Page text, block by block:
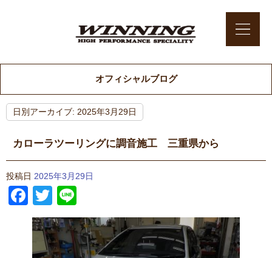
オフィシャルブログ
日別アーカイブ: 2025年3月29日
カローラツーリングに調音施工 三重県から
投稿日 2025年3月29日
Facebook
Twitter